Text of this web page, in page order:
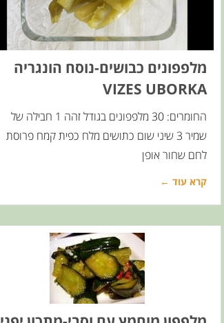
מלפפונים כבושים-נוסח הונגריה
VIZES UBORKA
החומרים: 30 מלפפונים בגודל זהה 1 חבילה של
שמיר 3 שיני שום כתושים מלח כפית קמח פרוסת
לחם שחור אופן
קרא עוד ←